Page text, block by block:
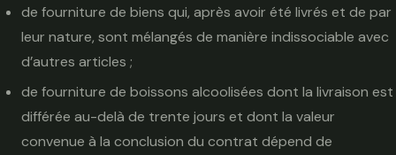
de fourniture de biens qui, après avoir été livrés et de par
leur nature, sont mélangés de manière indissociable avec
d’autres articles ;
de fourniture de boissons alcoolisées dont la livraison est
différée au-delà de trente jours et dont la valeur
convenue à la conclusion du contrat dépend de